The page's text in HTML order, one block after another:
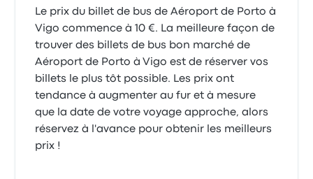
Le prix du billet de bus de Aéroport de Porto à
Vigo commence à 10 €. La meilleure façon de
trouver des billets de bus bon marché de
Aéroport de Porto à Vigo est de réserver vos
billets le plus tôt possible. Les prix ont
tendance à augmenter au fur et à mesure
que la date de votre voyage approche, alors
réservez à l'avance pour obtenir les meilleurs
prix !